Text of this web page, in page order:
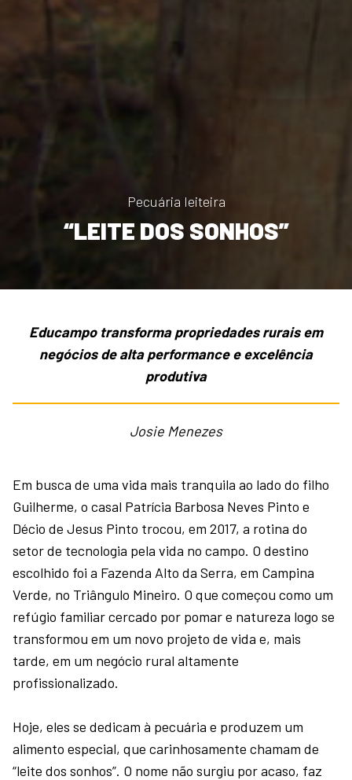
Pecuária leiteira
“LEITE DOS SONHOS”
Educampo transforma propriedades rurais em
negócios de alta performance e excelência
produtiva
Josie Menezes
Em busca de uma vida mais tranquila ao lado do filho
Guilherme, o casal Patrícia Barbosa Neves Pinto e
Décio de Jesus Pinto trocou, em 2017, a rotina do
setor de tecnologia pela vida no campo. O destino
escolhido foi a Fazenda Alto da Serra, em Campina
Verde, no Triângulo Mineiro. O que começou como um
refúgio familiar cercado por pomar e natureza logo se
transformou em um novo projeto de vida e, mais
tarde, em um negócio rural altamente
profissionalizado.
Hoje, eles se dedicam à pecuária e produzem um
alimento especial, que carinhosamente chamam de
“leite dos sonhos”. O nome não surgiu por acaso, faz